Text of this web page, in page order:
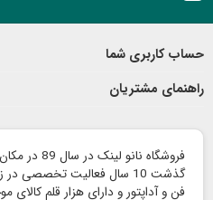
حساب کاربری شما
راهنمای مشتریان
فروشگاه
گذشت 10 سال فعالیت تخصصی